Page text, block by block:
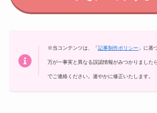
※当コンテンツは、「記事制作ポリシー 」に基
万が一事実と異なる誤認情報がみつかりました
でご連絡ください。速やかに修正いたします。